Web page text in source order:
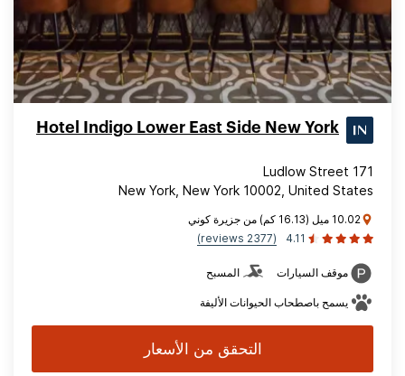
Hotel Indigo Lower East Side New York
171 Ludlow Street
New York, New York 10002, United States
10.02 ميل (16.13 كم) من جزيرة كوني
4.11
(2377 reviews)
موقف السيارات المسبح
يسمح باصطحاب الحيوانات الأليفة
التحقق من الأسعار